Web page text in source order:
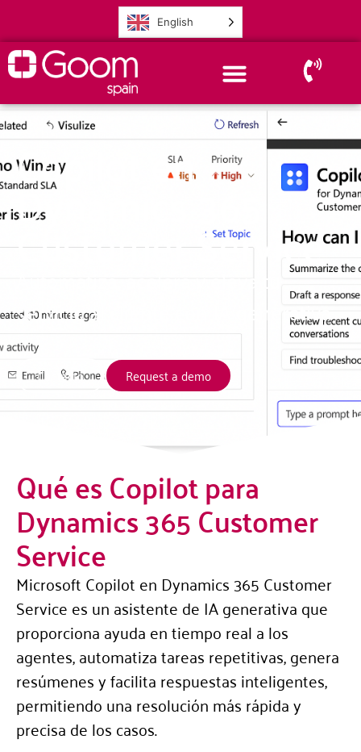
English
Copilot en
Dynamics 365
Customer Service
Automatiza, acelera y eleva tu
servicio al cliente con IA generativa
Contacto Request a demo
Qué es Copilot para
Dynamics 365 Customer
Service
Microsoft Copilot en Dynamics 365 Customer
Service es un asistente de IA generativa que
proporciona ayuda en tiempo real a los
agentes, automatiza tareas repetitivas, genera
resúmenes y facilita respuestas inteligentes,
permitiendo una resolución más rápida y
precisa de los casos.